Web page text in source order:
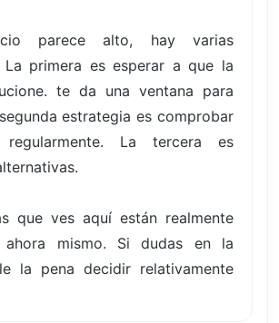
parece alto, hay varias
La primera es esperar a que la
te da una ventana para
estrategia es comprobar
La tercera es
que ves aquí están realmente
ahora mismo. Si dudas en la
la pena decidir relativamente